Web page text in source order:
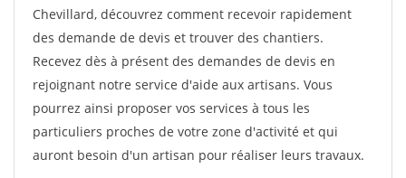
Chevillard, découvrez comment recevoir rapidement
des demande de devis et trouver des chantiers.
Recevez dès à présent des demandes de devis en
rejoignant notre service d'aide aux artisans. Vous
pourrez ainsi proposer vos services à tous les
particuliers proches de votre zone d'activité et qui
auront besoin d'un artisan pour réaliser leurs travaux.